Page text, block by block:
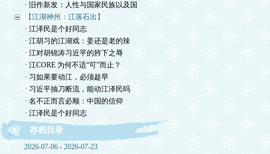
· 旧作新发：人性与国家民族以及国
【江湖神州：江落石出】
· 江泽民是个好同志
· 江胡习的江湖戏：姜还是老的辣
· 江对胡锦涛习近平的胯下之辱
· 江CORE 为何不适“可”而止？
· 习如果要动江，必须趁早
· 习近平抽刀断流，能动江泽民吗
· 名不正而言必顺：中国的信仰
· 江泽民是个好同志
存档目录
2026-07-06 - 2026-07-23